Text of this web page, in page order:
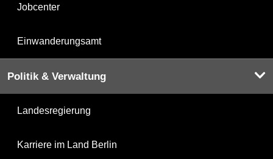
Jobcenter
Einwanderungsamt
Politik & Verwaltung
Landesregierung
Karriere im Land Berlin